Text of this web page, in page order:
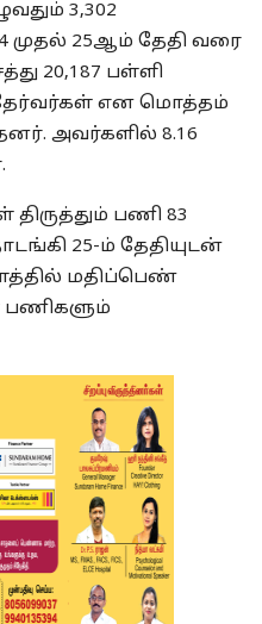
3,302
முதல் 25ஆம் தேதி வரை
20,187 பள்ளி
என மொத்தம்
அவர்களில் 8.16
பணி 83
25-ம் தேதியுடன்
மதிப்பெண்
பணிகளும்